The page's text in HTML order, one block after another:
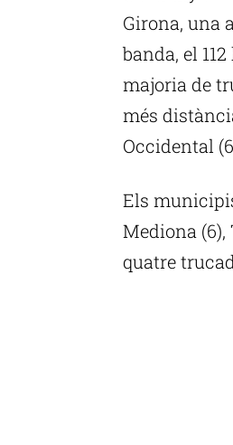
Girona, una
banda, el
majoria de
més
Occidental
Els
Mediona
quatre